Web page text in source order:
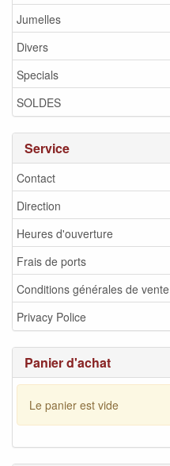
Jumelles
Divers
Specials
SOLDES
Service
Contact
Direction
Heures d'ouverture
Frais de ports
Conditions générales de vente
Privacy Police
Panier d'achat
Le panier est vide